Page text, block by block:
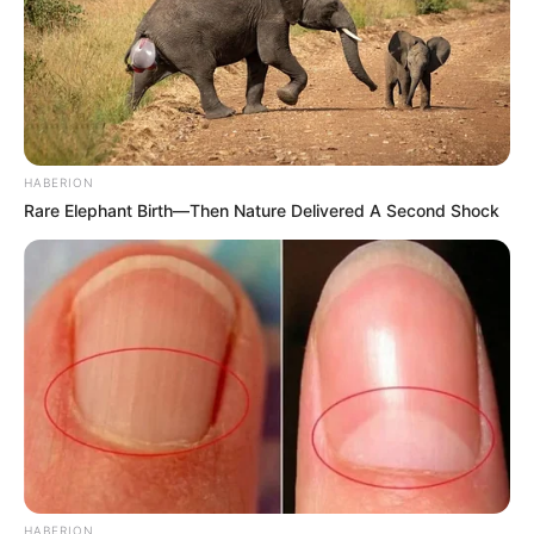
Fonte:
Armazene o amaciante em um recipiente
bem fechado.
Agite o frasco antes de usar os amaciantes
de roupas líquidos.
HABERION
Rare Elephant Birth—Then Nature Delivered A Second Shock
HABERION